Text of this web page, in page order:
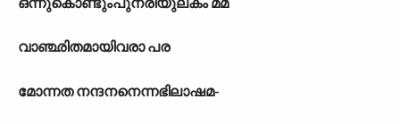
വാഞ്ഛിതമായിവരാ പര
മോന്നത നന്ദനനെന്നഭിലാഷമ-